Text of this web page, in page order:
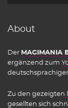
About
Der MAGIMANIA
ergänzend zum
Zu den gezeigten
gesellten sich